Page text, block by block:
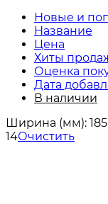
Новые и
Название
Цена
Хиты
Оценка
Дата
В наличии
Ширина (мм): 185
14Очистить